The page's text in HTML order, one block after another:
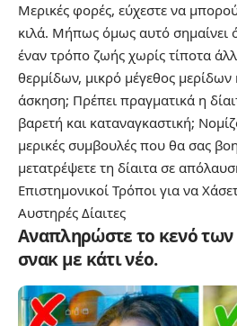
Μερικές φορές, εύχεστε να
κιλά. Μήπως όμως αυτό σημαίνει
έναν τρόπο ζωής χωρίς τίποτα
θερμίδων, μικρό μέγεθος μερίδων
άσκηση; Πρέπει πραγματικά η
βαρετή και καταναγκαστική;
μερικές συμβουλές που θα σας
μετατρέψετε τη δίαιτα σε
Επιστημονικοί Τρόποι για να
Αυστηρές Δίαιτες
Αναπληρώστε το κενό
σνακ με κάτι νέο.